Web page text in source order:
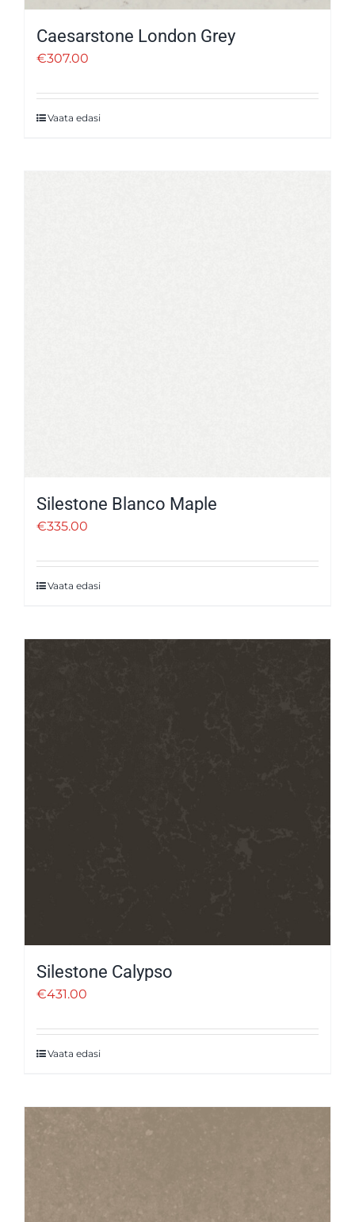
Caesarstone London Grey
€307.00
Vaata edasi
Silestone Blanco Maple
€335.00
Vaata edasi
Silestone Calypso
€431.00
Vaata edasi